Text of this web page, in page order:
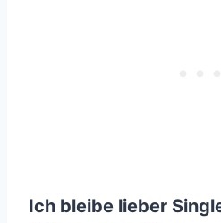
Ich bleibe lieber